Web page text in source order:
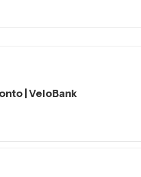
| VeloBank